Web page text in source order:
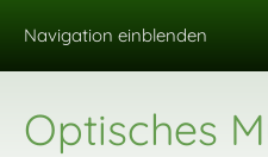
Navigation einblenden
Optisches